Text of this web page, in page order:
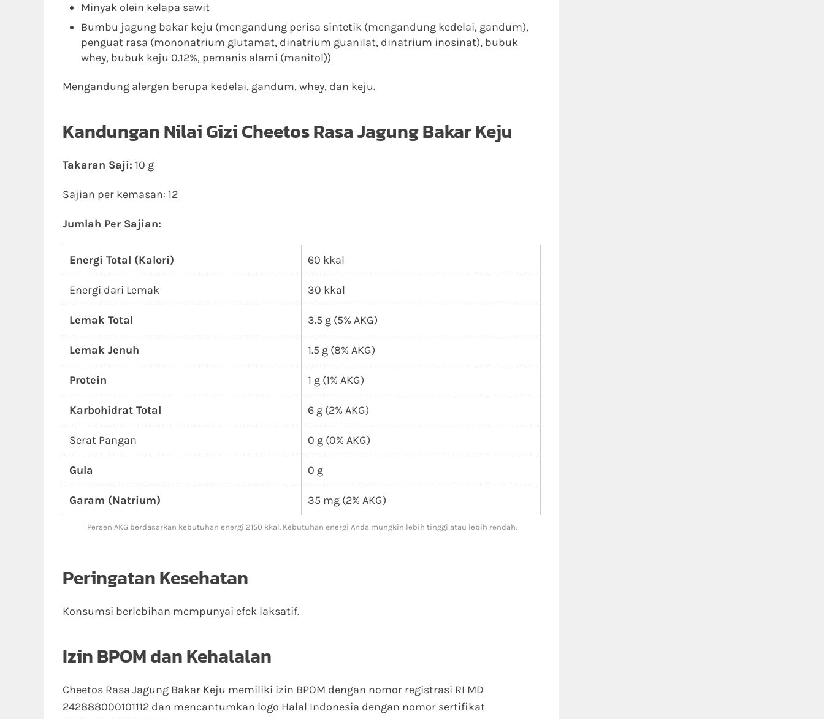
Minyak olein kelapa sawit
Bumbu jagung bakar keju (mengandung perisa sintetik (mengandung kedelai, gandum),
penguat rasa (mononatrium glutamat, dinatrium guanilat, dinatrium inosinat), bubuk
whey, bubuk keju 0.12%, pemanis alami (manitol))
Mengandung alergen berupa kedelai, gandum, whey, dan keju.
Kandungan Nilai Gizi Cheetos Rasa Jagung Bakar Keju
Takaran Saji: 10 g
Sajian per kemasan: 12
Jumlah Per Sajian:
Energi Total (Kalori) 60 kkal
Energi dari Lemak 30 kkal
Lemak Total 3.5 g (5% AKG)
Lemak Jenuh 1.5 g (8% AKG)
Protein 1 g (1% AKG)
Karbohidrat Total 6 g (2% AKG)
Serat Pangan 0 g (0% AKG)
Gula 0 g
Garam (Natrium) 35 mg (2% AKG)
Persen AKG berdasarkan kebutuhan energi 2150 kkal. Kebutuhan energi Anda mungkin lebih tinggi atau lebih rendah.
Peringatan Kesehatan
Konsumsi berlebihan mempunyai efek laksatif.
Izin BPOM dan Kehalalan
Cheetos Rasa Jagung Bakar Keju memiliki izin BPOM dengan nomor registrasi RI MD
242888000101112 dan mencantumkan logo Halal Indonesia dengan nomor sertifikat